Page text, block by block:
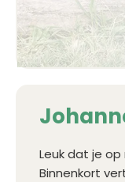
Leuk dat je op
Binnenkort